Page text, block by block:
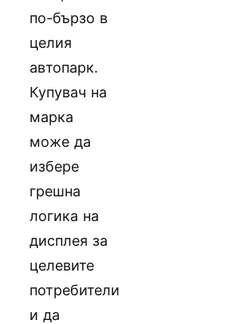
по-бързо в
целия
автопарк.
Купувач на
марка
може да
избере
грешна
логика на
дисплея за
целевите
потребители
и да